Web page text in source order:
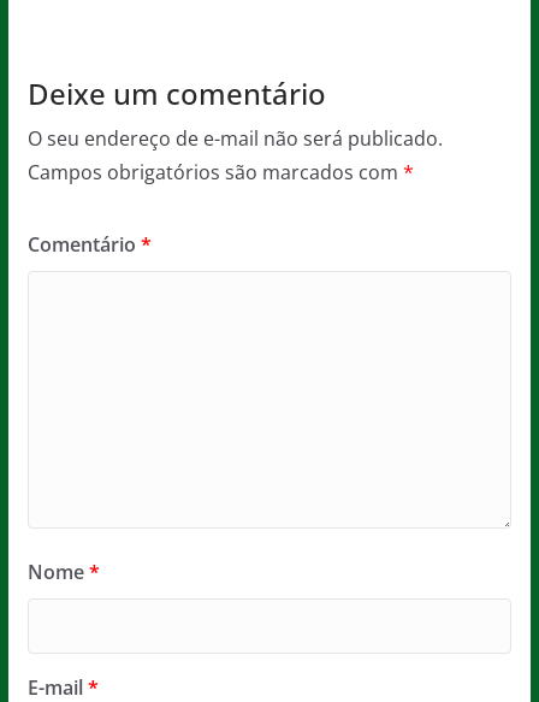
Deixe um comentário
O seu endereço de e-mail não será publicado.
Campos obrigatórios são marcados com *
Comentário *
Nome*
E-mail*